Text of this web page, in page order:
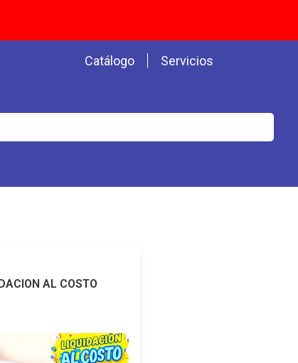
Catálogo Servicios
AL COSTO